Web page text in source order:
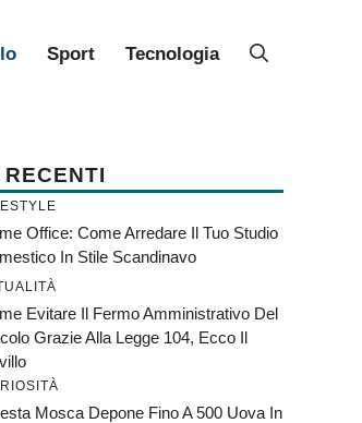
Sport Tecnologia
Office: Come Arredare Il Tuo Studio
In Stile Scandinavo
Evitare Il Fermo Amministrativo Del
Grazie Alla Legge 104, Ecco Il
Mosca Depone Fino A 500 Uova In